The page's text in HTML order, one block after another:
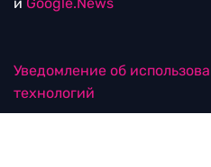
Уведомление об
технологий